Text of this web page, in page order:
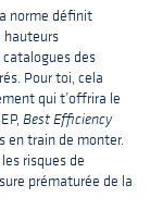
norme définit
hauteurs
des
Pour toi, cela
qui t’offrira le
Best Efficiency
en train de monter.
risques de
prématurée de la